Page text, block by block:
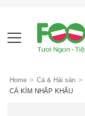
Home > Cá & Hải sản >
CÁ KÌM NHẬP KHẨU